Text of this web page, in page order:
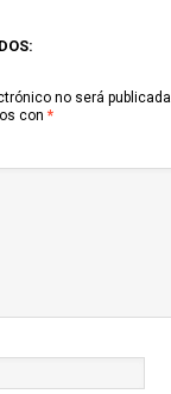
no será publicada.
con *